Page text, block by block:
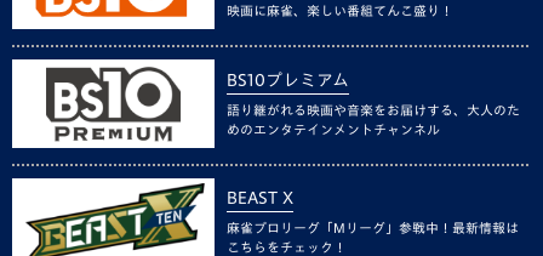
映画に麻雀、楽しい番組てんこ盛り！
BS10プレミアム
語り継がれる映画や音楽をお届けする、大人のた
めのエンタテインメントチャンネル
BEAST X
麻雀プロリーグ「Mリーグ」参戦中！最新情報は
こちらをチェック！